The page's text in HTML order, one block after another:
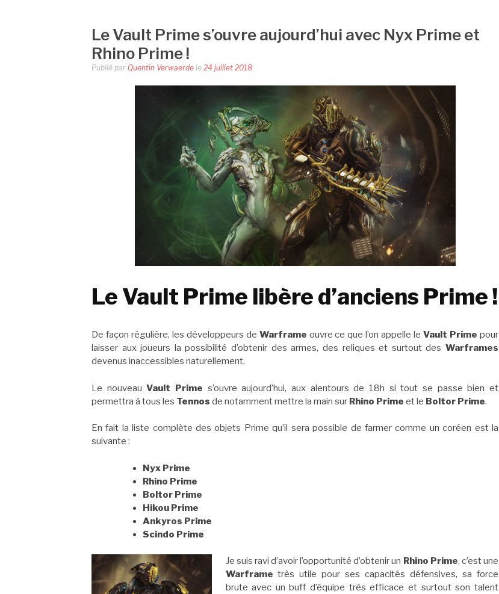
Le Vault Prime s’ouvre aujourd’hui avec Nyx Prime et
Rhino Prime !
Publié par Quentin Verwaerde le 24 juillet 2018
Le Vault Prime libère d’anciens Prime !
De façon régulière, les développeurs de Warframe ouvre ce que l’on appelle leVault Prime pour
laisser aux joueurs la possibilité d’obtenir des armes, des reliques et surtout des Warframes
devenus inaccessibles naturellement.
Le nouveauVault Prime s’ouvre aujourd’hui, aux alentours de 18h si tout se passe bien et
permettra à tous les Tennos de notamment mettre la main sur Rhino Prime et le Boltor Prime.
En fait la liste complète des objets Prime qu’il sera possible de farmer comme un coréen est la
suivante :
Nyx Prime
Rhino Prime
Boltor Prime
Hikou Prime
Ankyros Prime
Scindo Prime
Je suis ravi d’avoir l’opportunité d’obtenir un Rhino Prime, c’est une
Warframe très utile pour ses capacités défensives, sa force
brute avec un buff d’équipe très efficace et surtout son talent